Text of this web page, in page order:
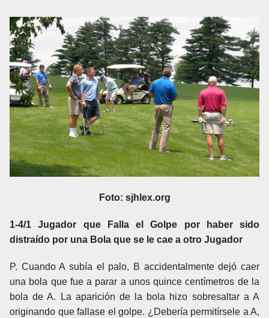
Foto: sjhlex.org
1-4/1 Jugador que Falla el Golpe por haber sido
distraído por una Bola que se le cae a otro Jugador
P. Cuando A subía el palo, B accidentalmente dejó caer
una bola que fue a parar a unos quince centímetros de la
bola de A. La aparición de la bola hizo sobresaltar a A
originando que fallase el golpe. ¿Debería permitírsele a A,